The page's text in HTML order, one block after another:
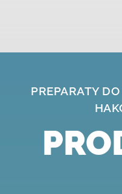
PREPARATY